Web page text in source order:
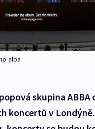
alba
skupina
koncertů v Londýně.